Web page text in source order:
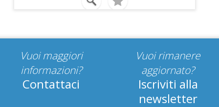
Vuoi maggiori
informazioni?
Contattaci
Vuoi rimanere
aggiornato?
Iscriviti alla
newsletter